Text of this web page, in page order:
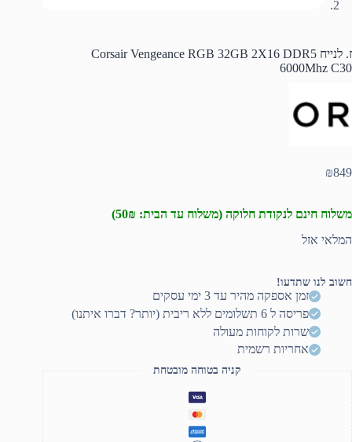
ז. לנייח Corsair Vengeance RGB 32GB 2X16 DDR5
6000Mhz C30
₪849
משלוח חינם לנקודת חלוקה (משלוח עד הבית: 50₪)
המלאי אזל
חשוב לנו שתדעו!
זמן אספקה מהיר עד 3 ימי עסקים
פריסה ל 6 תשלומים ללא ריבית (יותר? דברו איתנו)
שרות לקוחות מעולה
אחריות רשמית
קניה בטוחה מובטחת